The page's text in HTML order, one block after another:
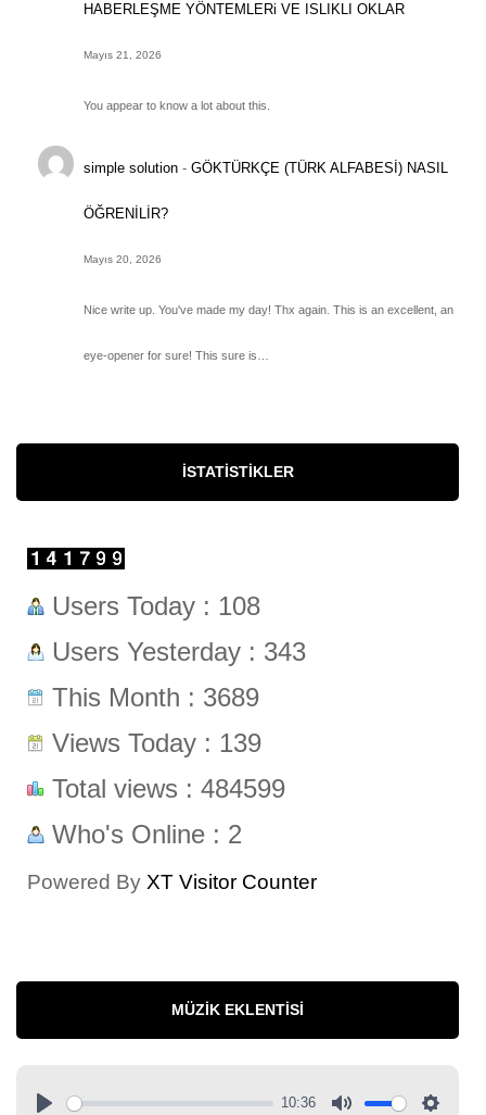
HABERLEŞME YÖNTEMLERi VE ISLIKLI OKLAR
Mayıs 21, 2026
You appear to know a lot about this.
simple solution -GÖKTÜRKÇE (TÜRK ALFABESİ) NASIL
ÖĞRENİLİR?
Mayıs 20, 2026
Nice write up. You've made my day! Thx again. This is an excellent, an
eye-opener for sure! This sure is…
İSTATISTIKLER
Users Today : 108
Users Yesterday : 343
This Month : 3689
Views Today : 139
Total views : 484599
Who's Online : 2
Powered By XT Visitor Counter
MÜZIK EKLENTISI
10:36